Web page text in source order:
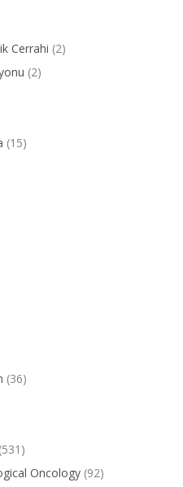
Cerrahi (2)
(2)
(15)
(36)
(531)
Oncology (92)